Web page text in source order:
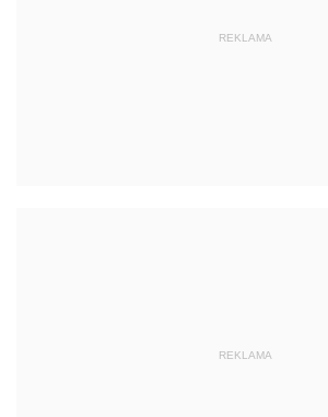
REKLAMA
REKLAMA